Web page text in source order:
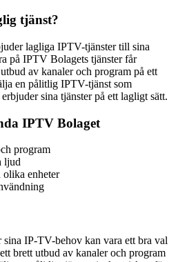
tjänst?
lagliga IPTV-tjänster till sina
på IPTV Bolagets tjänster får
av kanaler och program på ett
en pålitlig IPTV-tjänst som
sina tjänster på ett lagligt sätt.
IPTV Bolaget
program
ljud
olika enheter
IP-TV-behov kan vara ett bra val
brett utbud av kanaler och program